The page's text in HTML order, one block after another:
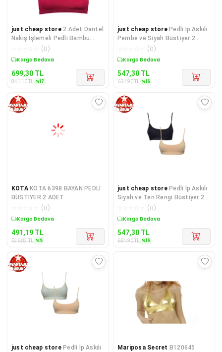
just cheap store 2 Adet Dantel
Nakış İşlemeli Pedli Bambu
Kadın Büstiyer Krem Bord
(0)
Sepette %17 İndirim
699,30 TL
841,10TL %17
just cheap store Pedli İp Askılı
Pembe ve Siyah Büstiyer 2
(0)
Sepette %16 İndirim
547,30 TL
654,90TL %16
KOTA KOTA 6398 BAYAN PEDLİ
BÜSTİYER 2 ADET
(0)
Sepette %9 İndirim
491,19 TL
536,83TL %9
just cheap store Pedli İp Askılı
Siyah ve Ten Rengi Büstiyer 2
(0)
Sepette %16 İndirim
547,30 TL
654,90TL %16
just cheap store Pedli İp Askılı
Mariposa Secret B120645